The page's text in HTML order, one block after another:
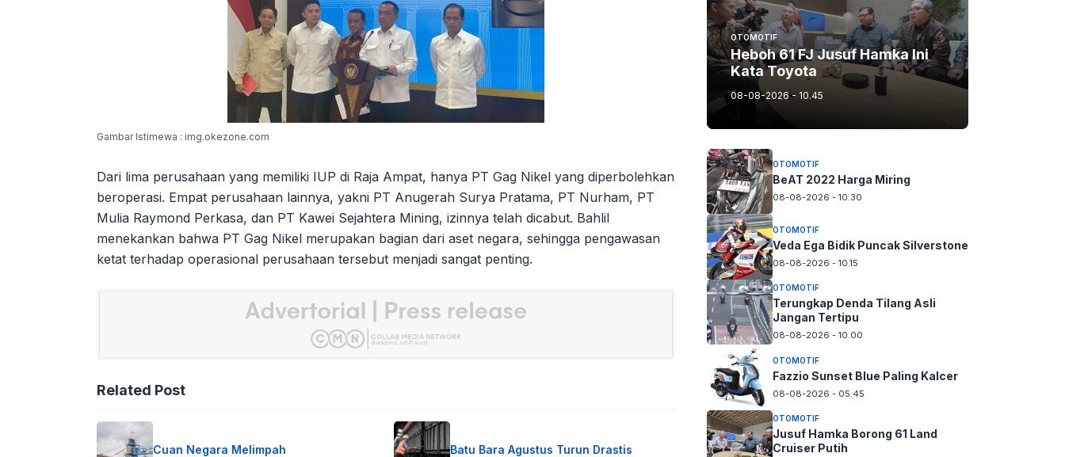
Gambar Istimewa : img.okezone.com
Dari lima perusahaan yang memiliki IUP di Raja Ampat, hanya PT Gag Nikel yang diperbolehkan
beroperasi. Empat perusahaan lainnya, yakni PT Anugerah Surya Pratama, PT Nurham, PT
Mulia Raymond Perkasa, dan PT Kawei Sejahtera Mining, izinnya telah dicabut. Bahlil
menekankan bahwa PT Gag Nikel merupakan bagian dari aset negara, sehingga pengawasan
ketat terhadap operasional perusahaan tersebut menjadi sangat penting.
Related Post
Cuan Negara Melimpah Batu Bara Agustus Turun Drastis
OTOMOTIF
Heboh 61 FJ Jusuf Hamka Ini
Kata Toyota
08-08-2026 - 10.45
OTOMOTIF
BeAT 2022 Harga Miring
08-08-2026 - 10.30
OTOMOTIF
Veda Ega Bidik Puncak Silverstone
08-08-2026 - 10.15
OTOMOTIF
Terungkap Denda Tilang Asli
Jangan Tertipu
08-08-2026 - 10.00
OTOMOTIF
Fazzio Sunset Blue Paling Kalcer
08-08-2026 - 05.45
OTOMOTIF
Jusuf Hamka Borong 61 Land
Cruiser Putih